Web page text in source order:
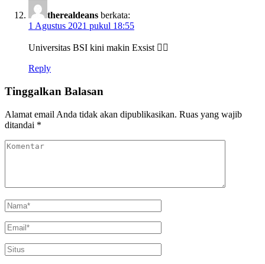
therealdeans berkata:
1 Agustus 2021 pukul 18:55
Universitas BSI kini makin Exsist 👍🏻
Reply
Tinggalkan Balasan
Alamat email Anda tidak akan dipublikasikan. Ruas yang wajib
ditandai *